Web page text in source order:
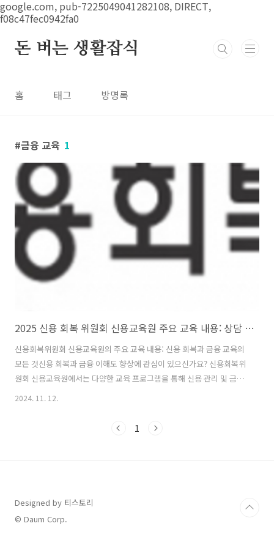
google.com, pub-7225049041282108, DIRECT,
f08c47fec0942fa0
본문 바로가기
돈 버는 생활잡식
홈 태그 방명록
금융 교육 1
2025 신용 회복 위원회 신용교육원 주요 교육 내용: 상담 및 조건, 조정 절차 총정리
신용회복위원회 신용교육원의 주요 교육 내용: 신용 회복과 금융 교육의
모든 것신용 회복과 금융 이해도 향상에 관심이 있으신가요? 신용회복위
원회 신용교육원에서는 다양한 교육 프로그램을 통해 신용 관리 및 금융
지식을 제공하고 있어요. 오늘은 신용교육원에서 제공하는 주요 교육 내
적 어려움을 겪는 분들뿐 아니라, 모든 사람들이 이해해야 할 중요한 정
2024. 11. 12.
1
Designed by 티스토리
© Daum Corp.